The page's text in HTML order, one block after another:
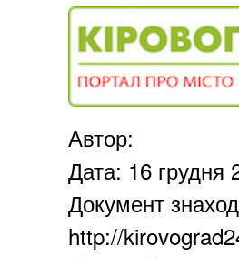
Автор:
Дата: 16 грудня
Документ
http://